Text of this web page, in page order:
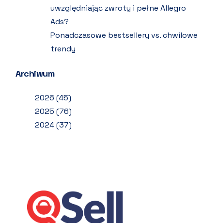
uwzględniając zwroty i pełne Allegro
Ads?
Ponadczasowe bestsellery vs. chwilowe
trendy
Archiwum
2026 (45)
2025 (76)
2024(37)